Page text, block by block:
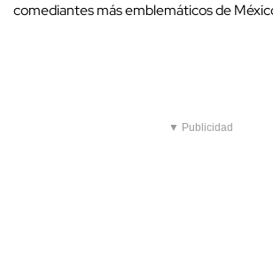
comediantes más emblemáticos de
▼ Publicidad